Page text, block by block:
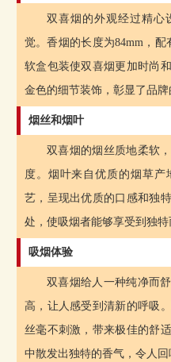
双喜烟的外观经过精心
觉。香烟的长度为84mm，配
软盒包装使双喜烟更加时尚
金色的细节装饰，彰显了品牌
烟丝和烟叶
双喜烟的烟丝质地柔软
度。烟叶来自优质的烟草
艺，呈现出优质的口感和独
处，使吸烟者能够享受到独特
吸烟体验
双喜烟给人一种纯净而
高，让人感受到清新的呼吸
丝毫不刺激，带来极佳的舒
中散发出独特的香气，令人回